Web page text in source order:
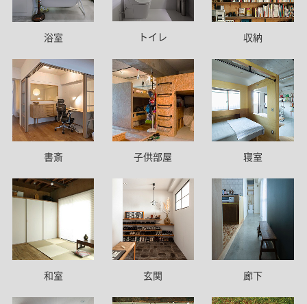
浴室 トイレ 収納
書斎 子供部屋 寝室
和室 玄関 廊下